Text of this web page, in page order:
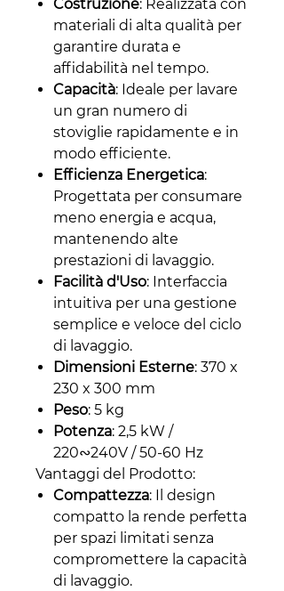
Costruzione: Realizzata con
materiali di alta qualità per
garantire durata e
affidabilità nel tempo.
Capacità: Ideale per lavare
un gran numero di
stoviglie rapidamente e in
modo efficiente.
Efficienza Energetica:
Progettata per consumare
meno energia e acqua,
mantenendo alte
prestazioni di lavaggio.
Facilità d'Uso: Interfaccia
intuitiva per una gestione
semplice e veloce del ciclo
di lavaggio.
Dimensioni Esterne: 370 x
230 x 300 mm
Peso: 5 kg
Potenza: 2,5 kW /
220∾240V / 50-60 Hz
Vantaggi del Prodotto:
Compattezza: Il design
compatto la rende perfetta
per spazi limitati senza
compromettere la capacità
di lavaggio.